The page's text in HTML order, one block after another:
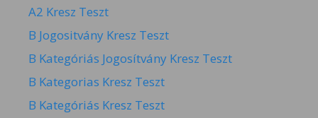
A2 Kresz Teszt
B Jogositvány Kresz Teszt
B Kategóriás Jogosítvány Kresz Teszt
B Kategorias Kresz Teszt
B Kategóriás Kresz Teszt